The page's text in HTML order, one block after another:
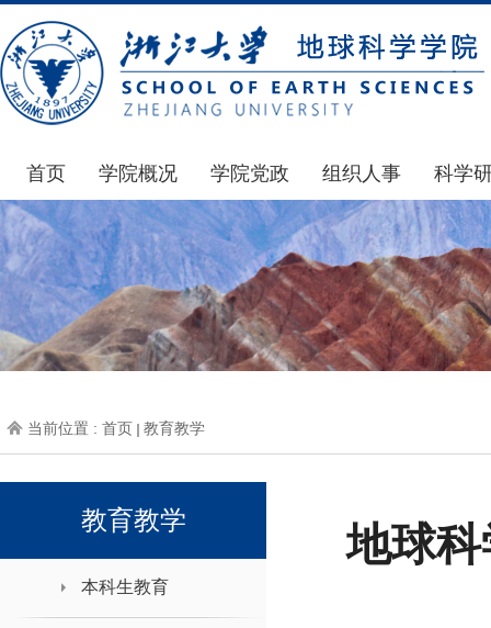
首页 学院概况
学院简介
发展简史
组织机构
师资力量
学院院刊
学院党政
通知公告
学院发文
党委会议纪要
党政联席会议纪要
办事指南
组织人事
通知公告
博士后管理
人才招聘
年度考核
下载专区
科学
国家
科研
通知
科研
地科
当前位置 : 首页 教育教学
教育教学
本科生教育
地球